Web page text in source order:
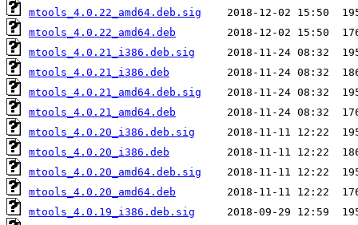
mtools_4.0.22_amd64.deb.sig
mtools_4.0.22_amd64.deb
mtools_4.0.21_i386.deb.sig
mtools_4.0.21_i386.deb
mtools_4.0.21_amd64.deb.sig
mtools_4.0.21_amd64.deb
mtools_4.0.20_i386.deb.sig
mtools_4.0.20_i386.deb
mtools_4.0.20_amd64.deb.sig
mtools_4.0.20_amd64.deb
mtools_4.0.19_i386.deb.sig